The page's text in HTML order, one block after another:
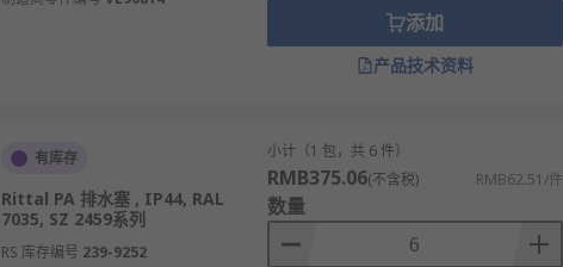
添加
产品技术资料
有库存
Rittal PA 排水塞 , IP44, RAL
7035, SZ 2459系列
RS 库存编号 239-9252
小计（1 包，共 6 件）
RMB375.06(不含税) RMB62.51/件
数量